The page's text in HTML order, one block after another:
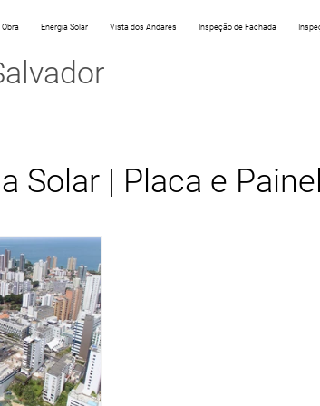
Energia Solar Vista dos Andares Inspeção de Fachada
Solar | Placa e Painel
Vista do Andar
Inspeção de Fachada